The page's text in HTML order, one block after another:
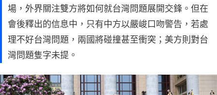
場，外界關注雙方將如何就台灣問題展開交鋒。但在
會後釋出的信息中，只有中方以嚴峻口吻警告，若處
理不好台灣問題，兩國將碰撞甚至衝突；美方則對台
灣問題隻字未提。